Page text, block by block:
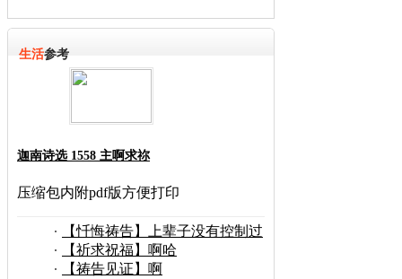
生活参考
迦南诗选 1558 主啊求祢
压缩包内附pdf版方便打印
【忏悔祷告】上辈子没有控制过
【祈求祝福】啊哈
【祷告见证】啊